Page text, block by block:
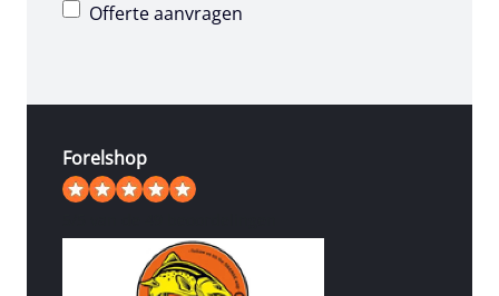
Offerte aanvragen
Forelshop